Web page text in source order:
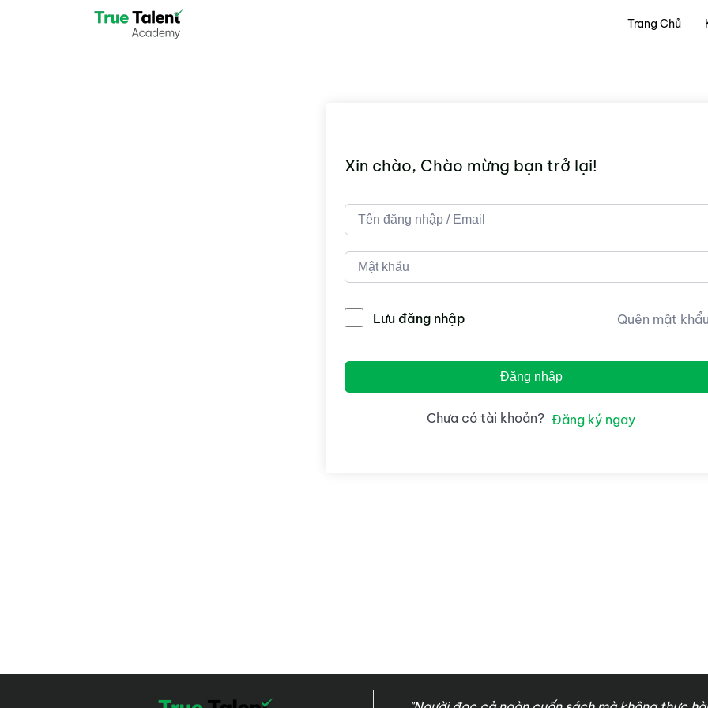
Trang Chủ
Xin chào, Chào mừng bạn trở lại!
Lưu đăng nhập Quên mật
Đăng nhập
Chưa có tài khoản? Đăng ký ngay